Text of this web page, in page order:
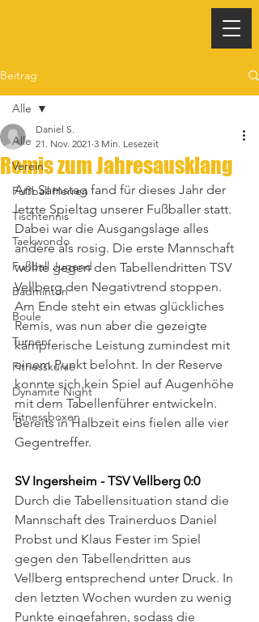
Beitrag
Alle
Verein
Fußball Herren
Tischtennis
Taekwondo
Fußball Jugend
Badminton
Boule
Turnen
Fitnesskurse
Dynamite Night
Fitnessboxen
Alle
Remis zum Jahresausklang
Daniel S.
21. Nov. 2021 3 Min. Lesezeit
Am Samstag fand für dieses Jahr der
letzte Spieltag unserer Fußballer statt.
Dabei war die Ausgangslage alles
andere als rosig. Die erste Mannschaft
wollte gegen den Tabellendritten TSV
Vellberg den Negativtrend stoppen.
Am Ende steht ein etwas glückliches
Remis, was nun aber die gezeigte
kämpferische Leistung zumindest mit
einem Punkt belohnt. In der Reserve
konnte sich kein Spiel auf Augenhöhe
mit dem Tabellenführer entwickeln.
Bereits in Halbzeit eins fielen alle vier
Gegentreffer.
SV Ingersheim - TSV Vellberg 0:0
Durch die Tabellensituation stand die
Mannschaft des Trainerduos Daniel
Probst und Klaus Fester im Spiel
gegen den Tabellendritten aus
Vellberg entsprechend unter Druck. In
den letzten Wochen wurden zu wenig
Punkte eingefahren, sodass die